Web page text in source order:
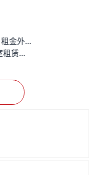
深圳租办公室先看什么？租金外还有哪些隐性成本要算？
2025年企业找商务办公室租赁中心会遇到哪些选址与成本隐形问题？